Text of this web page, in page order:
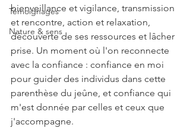
Témoignages
Nature & sens
bienveillance et vigilance, transmission
et rencontre, action et relaxation,
découverte de ses ressources et lâcher
prise. Un moment où l'on reconnecte
avec la confiance : confiance en moi
pour guider des individus dans cette
parenthèse du jeûne, et confiance qui
m'est donnée par celles et ceux que
j'accompagne.